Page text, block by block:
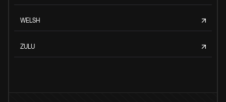
WELSH
ZULU